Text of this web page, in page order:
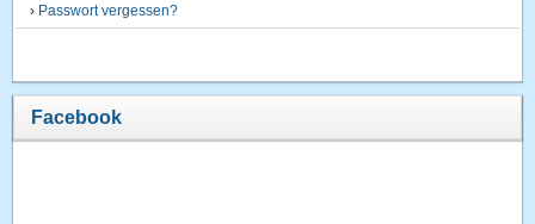
› Passwort vergessen?
Facebook